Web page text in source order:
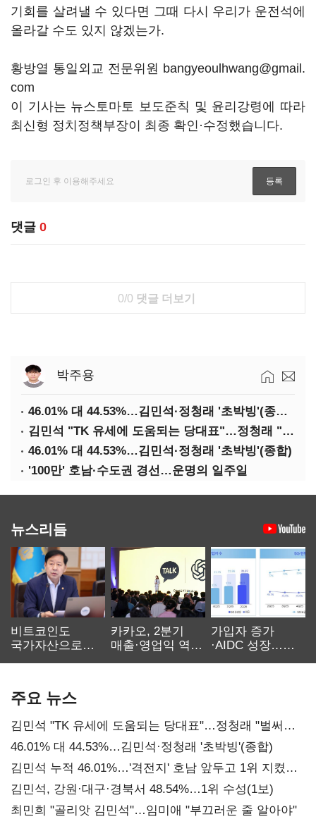
기회를 살려낼 수 있다면 그때 다시 우리가 운전석에
올라갈 수도 있지 않겠는가.
황방열 통일외교 전문위원 bangyeoulhwang@gmail.
com
이 기사는 뉴스토마토 보도준칙 및 윤리강령에 따라
최신형 정치정책부장이 최종 확인·수정했습니다.
댓글 0
0/0 댓글 더보기
박주용
46.01% 대 44.53%…김민석·정청래 '초박빙'(종합 2보)
김민석 "TK 유세에 도움되는 당대표"…정청래 "벌써 대표된 양 당직 배분"
46.01% 대 44.53%…김민석·정청래 '초박빙'(종합)
'100만' 호남·수도권 경선…운명의 일주일
뉴스리듬
비트코인도
국가자산으로…'
카카오, 2분기
매출·영업익 역대
가입자 증가
·AIDC 성장…
주요 뉴스
김민석 "TK 유세에 도움되는 당대표"…정청래 "벌써
대표된 양 당직 배분"
46.01% 대 44.53%…김민석·정청래 '초박빙'(종합)
김민석 누적 46.01%…'격전지' 호남 앞두고 1위 지켰다
(2보)
김민석, 강원·대구·경북서 48.54%…1위 수성(1보)
최민희 "골리앗 김민석"…임미애 "부끄러운 줄 알아야"